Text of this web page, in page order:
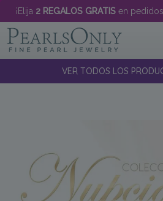
¡Elija 2 REGALOS GRATISen pedidos
VER TODOS LOS